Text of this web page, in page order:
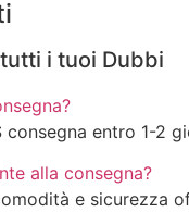
i tuoi Dubbi
entro 1-2
alla consegna?
e sicurezza